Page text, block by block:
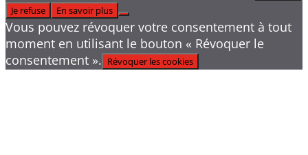
Je refuse
En savoir plus
Vous pouvez révoquer votre consentement à tout
moment en utilisant le bouton « Révoquer le
consentement ». Révoquer les cookies